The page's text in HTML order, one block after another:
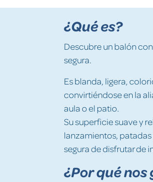
¿Qué es?
Descubre un balón
segura.
Es blanda, ligera,
convirtiéndose en la
aula o el patio.
Su superficie suave y
lanzamientos, patadas
segura de disfrutar de
¿Por qué